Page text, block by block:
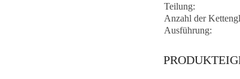
Teilung:
Anzahl der
Ausführung: